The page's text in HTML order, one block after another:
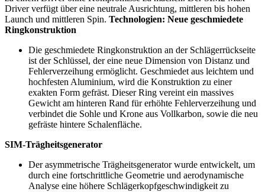
Driver verfügt über eine neutrale Ausrichtung, mittleren bis hohen
Launch und mittleren Spin. Technologien: Neue geschmiedete
Ringkonstruktion
Die geschmiedete Ringkonstruktion an der Schlägerrückseite
ist der Schlüssel, der eine neue Dimension von Distanz und
Fehlerverzeihung ermöglicht. Geschmiedet aus leichtem und
hochfesten Aluminium, wird die Konstruktion zu einer
exakten Form gefräst. Dieser Ring vereint ein massives
Gewicht am hinteren Rand für erhöhte Fehlerverzeihung und
verbindet die Sohle und Krone aus Vollkarbon, sowie die neu
gefräste hintere Schalenfläche.
SIM-Trägheitsgenerator
Der asymmetrische Trägheitsgenerator wurde entwickelt, um
durch eine fortschrittliche Geometrie und aerodynamische
Analyse eine höhere Schlägerkopfgeschwindigkeit zu